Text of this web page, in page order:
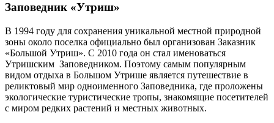
Заповедник «Утриш»
В 1994 году для сохранения уникальной местной природной
зоны около поселка официально был организован Заказник
«Большой Утриш». С 2010 года он стал именоваться
Утришским Заповедником. Поэтому самым популярным
видом отдыха в Большом Утрише является путешествие в
реликтовый мир одноименного Заповедника, где проложены
экологические туристические тропы, знакомящие посетителей
с миром редких растений и местных животных.